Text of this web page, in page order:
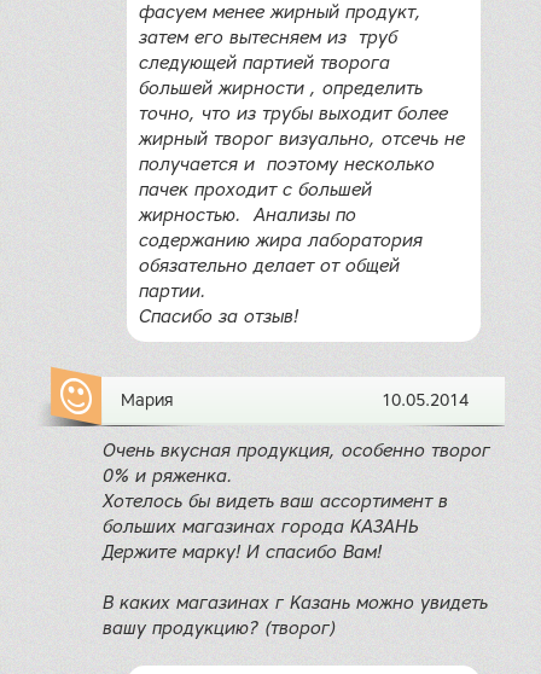
фасуем менее жирный продукт,
затем его вытесняем из труб
следующей партией творога
большей жирности , определить
точно, что из трубы выходит более
жирный творог визуально, отсечь не
получается и поэтому несколько
пачек проходит с большей
жирностью. Анализы по
содержанию жира лаборатория
обязательно делает от общей
партии.
Спасибо за отзыв!
Мария 10.05.2014
Очень вкусная продукция, особенно творог
0% и ряженка.
Хотелось бы видеть ваш ассортимент в
больших магазинах города КАЗАНЬ
Держите марку! И спасибо Вам!
В каких магазинах г Казань можно увидеть
вашу продукцию? (творог)